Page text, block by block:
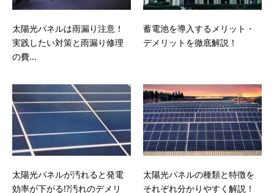
太陽光パネルは雨漏り注意！
実践したい対策と雨漏り修理
の費...
蓄電池を導入するメリット・
デメリットを徹底解説！
太陽光パネルが汚れると発電
効率が下がる!?汚れのデメリ
太陽光パネルの種類と特徴を
それぞれ分かりやすく解説！